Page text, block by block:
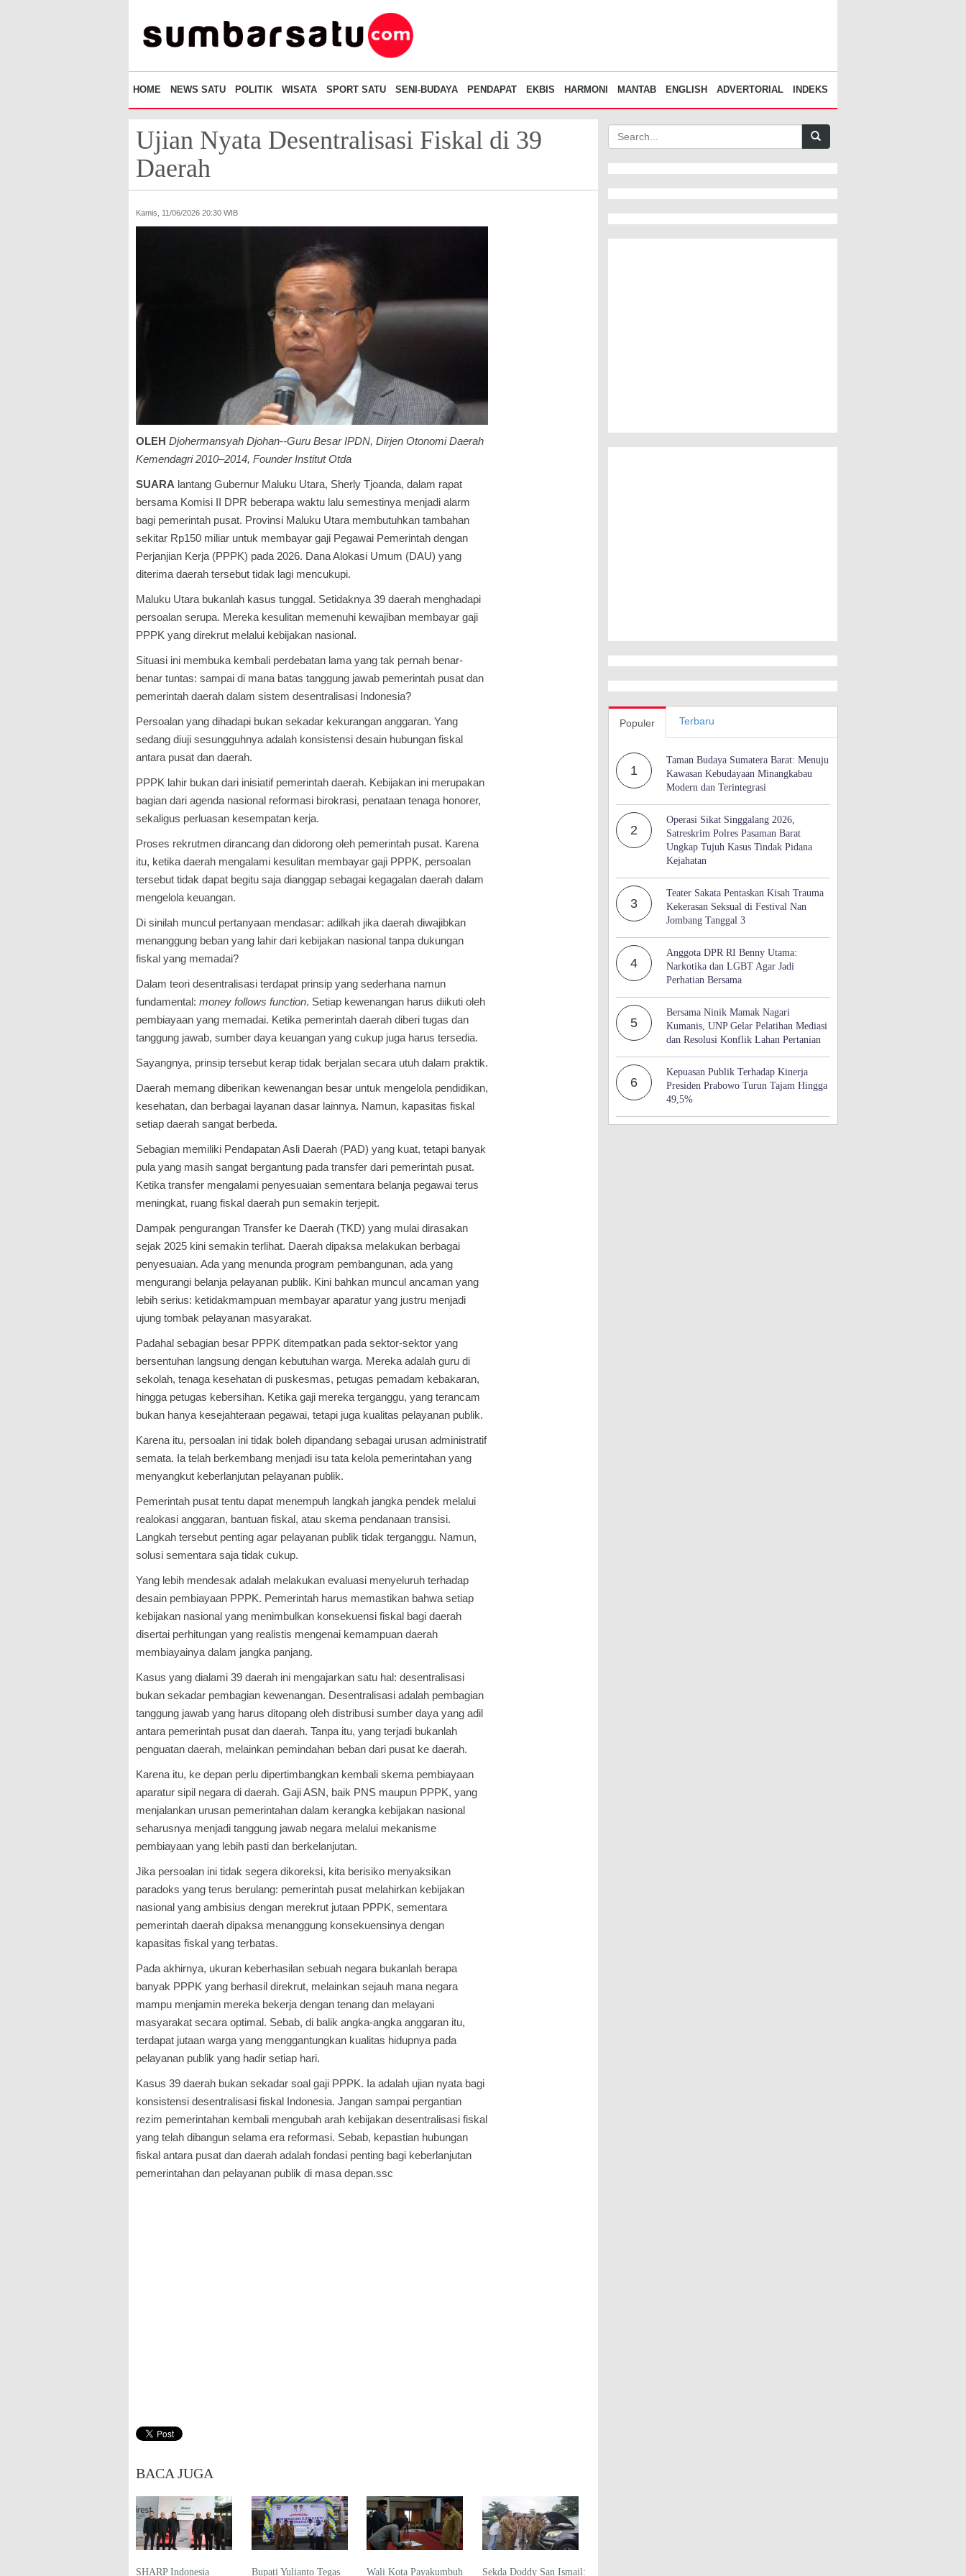
HOME NEWS SATU POLITIK WISATA SPORT SATU SENI-BUDAYA PENDAPAT EKBIS HARMONI MANTAB ENGLISH ADVERTORIAL INDEKS
Ujian Nyata Desentralisasi Fiskal di 39
Daerah
Kamis, 11/06/2026 20:30 WIB
OLEH Djohermansyah Djohan--Guru Besar IPDN, Dirjen Otonomi Daerah
Kemendagri 2010–2014, Founder Institut Otda
SUARA lantang Gubernur Maluku Utara, Sherly Tjoanda, dalam rapat
bersama Komisi II DPR beberapa waktu lalu semestinya menjadi alarm
bagi pemerintah pusat. Provinsi Maluku Utara membutuhkan tambahan
sekitar Rp150 miliar untuk membayar gaji Pegawai Pemerintah dengan
Perjanjian Kerja (PPPK) pada 2026. Dana Alokasi Umum (DAU) yang
diterima daerah tersebut tidak lagi mencukupi.
Maluku Utara bukanlah kasus tunggal. Setidaknya 39 daerah menghadapi
persoalan serupa. Mereka kesulitan memenuhi kewajiban membayar gaji
PPPK yang direkrut melalui kebijakan nasional.
Situasi ini membuka kembali perdebatan lama yang tak pernah benar-
benar tuntas: sampai di mana batas tanggung jawab pemerintah pusat dan
pemerintah daerah dalam sistem desentralisasi Indonesia?
Persoalan yang dihadapi bukan sekadar kekurangan anggaran. Yang
sedang diuji sesungguhnya adalah konsistensi desain hubungan fiskal
antara pusat dan daerah.
PPPK lahir bukan dari inisiatif pemerintah daerah. Kebijakan ini merupakan
bagian dari agenda nasional reformasi birokrasi, penataan tenaga honorer,
sekaligus perluasan kesempatan kerja.
Proses rekrutmen dirancang dan didorong oleh pemerintah pusat. Karena
itu, ketika daerah mengalami kesulitan membayar gaji PPPK, persoalan
tersebut tidak dapat begitu saja dianggap sebagai kegagalan daerah dalam
mengelola keuangan.
Di sinilah muncul pertanyaan mendasar: adilkah jika daerah diwajibkan
menanggung beban yang lahir dari kebijakan nasional tanpa dukungan
fiskal yang memadai?
Dalam teori desentralisasi terdapat prinsip yang sederhana namun
fundamental: money follows function. Setiap kewenangan harus diikuti oleh
pembiayaan yang memadai. Ketika pemerintah daerah diberi tugas dan
tanggung jawab, sumber daya keuangan yang cukup juga harus tersedia.
Sayangnya, prinsip tersebut kerap tidak berjalan secara utuh dalam praktik.
Daerah memang diberikan kewenangan besar untuk mengelola pendidikan,
kesehatan, dan berbagai layanan dasar lainnya. Namun, kapasitas fiskal
setiap daerah sangat berbeda.
Sebagian memiliki Pendapatan Asli Daerah (PAD) yang kuat, tetapi banyak
pula yang masih sangat bergantung pada transfer dari pemerintah pusat.
Ketika transfer mengalami penyesuaian sementara belanja pegawai terus
meningkat, ruang fiskal daerah pun semakin terjepit.
Dampak pengurangan Transfer ke Daerah (TKD) yang mulai dirasakan
sejak 2025 kini semakin terlihat. Daerah dipaksa melakukan berbagai
penyesuaian. Ada yang menunda program pembangunan, ada yang
mengurangi belanja pelayanan publik. Kini bahkan muncul ancaman yang
lebih serius: ketidakmampuan membayar aparatur yang justru menjadi
ujung tombak pelayanan masyarakat.
Padahal sebagian besar PPPK ditempatkan pada sektor-sektor yang
bersentuhan langsung dengan kebutuhan warga. Mereka adalah guru di
sekolah, tenaga kesehatan di puskesmas, petugas pemadam kebakaran,
hingga petugas kebersihan. Ketika gaji mereka terganggu, yang terancam
bukan hanya kesejahteraan pegawai, tetapi juga kualitas pelayanan publik.
Karena itu, persoalan ini tidak boleh dipandang sebagai urusan administratif
semata. Ia telah berkembang menjadi isu tata kelola pemerintahan yang
menyangkut keberlanjutan pelayanan publik.
Pemerintah pusat tentu dapat menempuh langkah jangka pendek melalui
realokasi anggaran, bantuan fiskal, atau skema pendanaan transisi.
Langkah tersebut penting agar pelayanan publik tidak terganggu. Namun,
solusi sementara saja tidak cukup.
Yang lebih mendesak adalah melakukan evaluasi menyeluruh terhadap
desain pembiayaan PPPK. Pemerintah harus memastikan bahwa setiap
kebijakan nasional yang menimbulkan konsekuensi fiskal bagi daerah
disertai perhitungan yang realistis mengenai kemampuan daerah
membiayainya dalam jangka panjang.
Kasus yang dialami 39 daerah ini mengajarkan satu hal: desentralisasi
bukan sekadar pembagian kewenangan. Desentralisasi adalah pembagian
tanggung jawab yang harus ditopang oleh distribusi sumber daya yang adil
antara pemerintah pusat dan daerah. Tanpa itu, yang terjadi bukanlah
penguatan daerah, melainkan pemindahan beban dari pusat ke daerah.
Karena itu, ke depan perlu dipertimbangkan kembali skema pembiayaan
aparatur sipil negara di daerah. Gaji ASN, baik PNS maupun PPPK, yang
menjalankan urusan pemerintahan dalam kerangka kebijakan nasional
seharusnya menjadi tanggung jawab negara melalui mekanisme
pembiayaan yang lebih pasti dan berkelanjutan.
Jika persoalan ini tidak segera dikoreksi, kita berisiko menyaksikan
paradoks yang terus berulang: pemerintah pusat melahirkan kebijakan
nasional yang ambisius dengan merekrut jutaan PPPK, sementara
pemerintah daerah dipaksa menanggung konsekuensinya dengan
kapasitas fiskal yang terbatas.
Pada akhirnya, ukuran keberhasilan sebuah negara bukanlah berapa
banyak PPPK yang berhasil direkrut, melainkan sejauh mana negara
mampu menjamin mereka bekerja dengan tenang dan melayani
masyarakat secara optimal. Sebab, di balik angka-angka anggaran itu,
terdapat jutaan warga yang menggantungkan kualitas hidupnya pada
pelayanan publik yang hadir setiap hari.
Kasus 39 daerah bukan sekadar soal gaji PPPK. Ia adalah ujian nyata bagi
konsistensi desentralisasi fiskal Indonesia. Jangan sampai pergantian
rezim pemerintahan kembali mengubah arah kebijakan desentralisasi fiskal
yang telah dibangun selama era reformasi. Sebab, kepastian hubungan
fiskal antara pusat dan daerah adalah fondasi penting bagi keberlanjutan
pemerintahan dan pelayanan publik di masa depan.ssc
BACA JUGA
SHARP Indonesia Bupati Yulianto Tegas Wali Kota Payakumbuh Sekda Doddy San Ismail:
Populer Terbaru
1
Taman Budaya Sumatera Barat: Menuju
Kawasan Kebudayaan Minangkabau
Modern dan Terintegrasi
2
Operasi Sikat Singgalang 2026,
Satreskrim Polres Pasaman Barat
Ungkap Tujuh Kasus Tindak Pidana
Kejahatan
3
Teater Sakata Pentaskan Kisah Trauma
Kekerasan Seksual di Festival Nan
Jombang Tanggal 3
4
Anggota DPR RI Benny Utama:
Narkotika dan LGBT Agar Jadi
Perhatian Bersama
5
Bersama Ninik Mamak Nagari
Kumanis, UNP Gelar Pelatihan Mediasi
dan Resolusi Konflik Lahan Pertanian
6
Kepuasan Publik Terhadap Kinerja
Presiden Prabowo Turun Tajam Hingga
49,5%